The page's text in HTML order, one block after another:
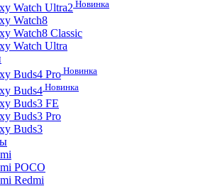
Watch Ultra2 Новинка
Watch8
Watch8 Classic
Watch Ultra
Buds4 Pro Новинка
Buds4 Новинка
Buds3 FE
Buds3 Pro
Buds3
POCO
Redmi